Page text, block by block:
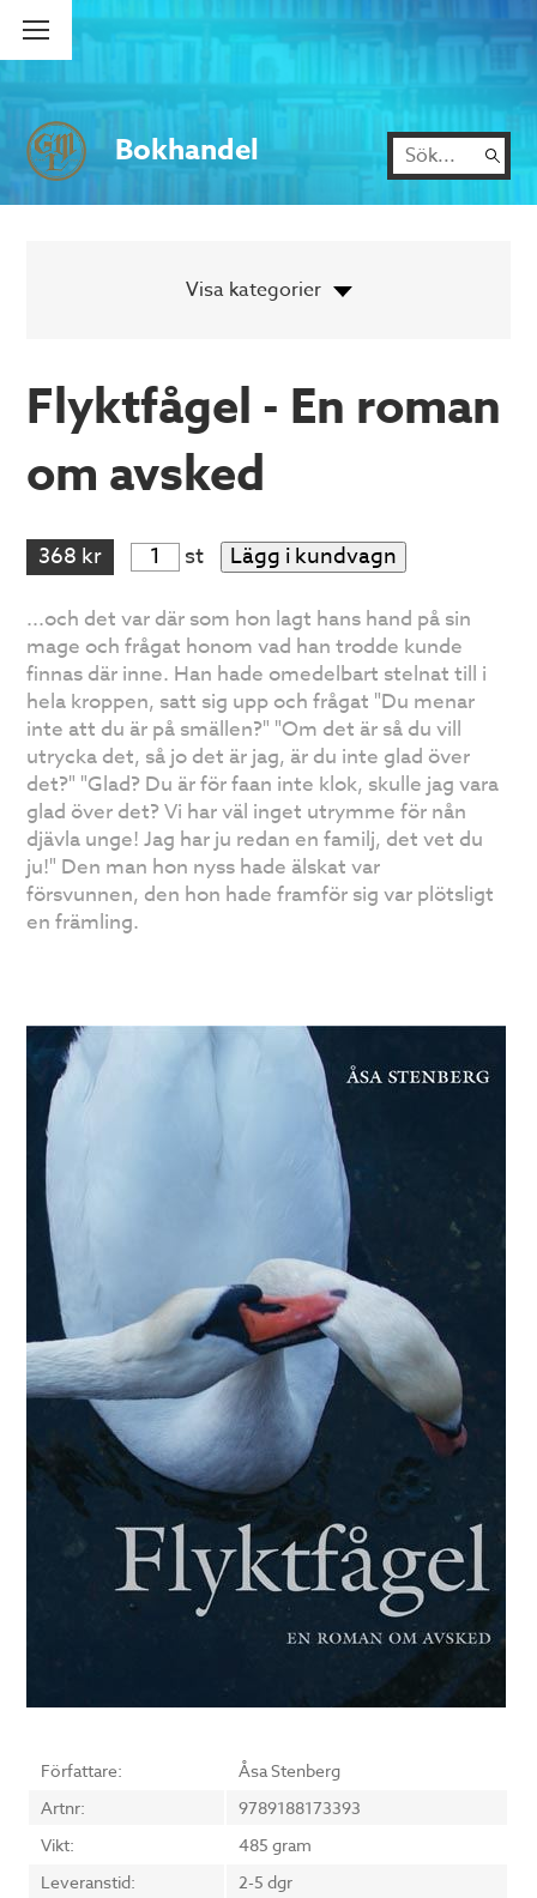
Bokhandel
Flyktfågel - En roman
om avsked
368 kr st Lägg i kundvagn
...och det var där som hon lagt hans hand på sin
mage och frågat honom vad han trodde kunde
finnas där inne. Han hade omedelbart stelnat till i
hela kroppen, satt sig upp och frågat "Du menar
inte att du är på smällen?" "Om det är så du vill
utrycka det, så jo det är jag, är du inte glad över
det?" "Glad? Du är för faan inte klok, skulle jag vara
glad över det? Vi har väl inget utrymme för nån
djävla unge! Jag har ju redan en familj, det vet du
ju!" Den man hon nyss hade älskat var
försvunnen, den hon hade framför sig var plötsligt
en främling.
Författare:
Åsa Stenberg
Artnr:
9789188173393
Vikt:
485 gram
Leveranstid:
2-5 dgr